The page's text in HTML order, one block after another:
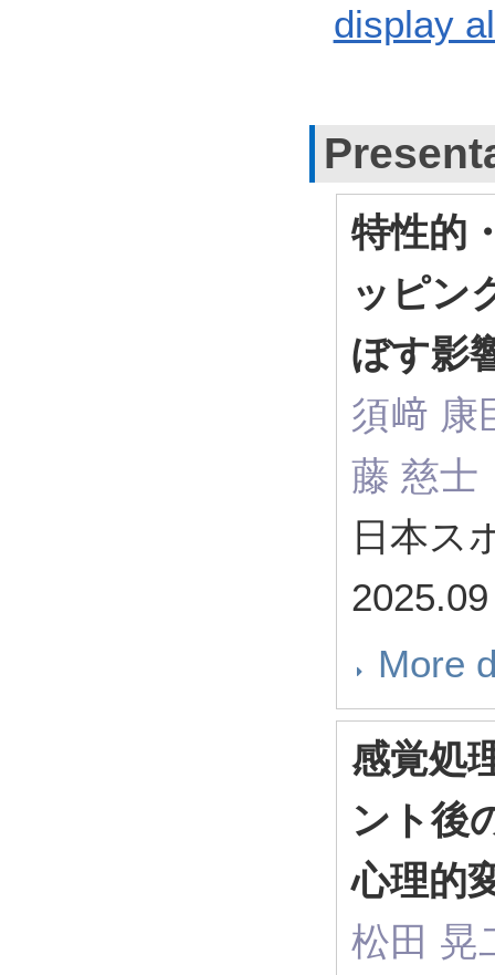
display
特性的
ッピン
ぼす影
須﨑 康
藤 慈士
日本ス
More
感覚処
ント後
心理的
松田 晃